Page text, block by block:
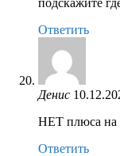
подскажите
Ответить
Денис
НЕТ плюса на
Ответить